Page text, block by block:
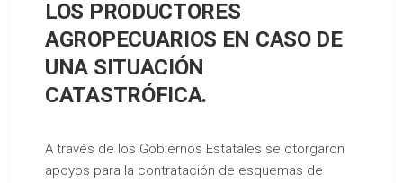
LOS PRODUCTORES
AGROPECUARIOS EN CASO DE
UNA SITUACIÓN
CATASTRÓFICA.
A través de los Gobiernos Estatales se otorgaron
apoyos para la contratación de esquemas de